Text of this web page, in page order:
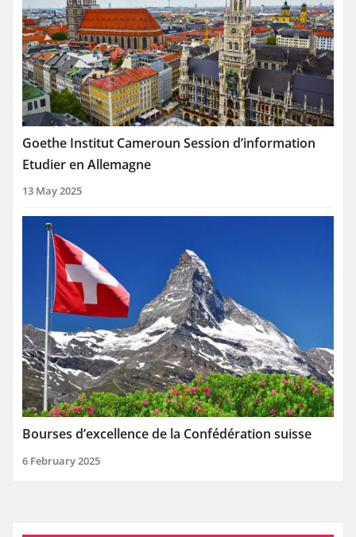
Goethe Institut Cameroun Session d’information
Etudier en Allemagne
13 May 2025
Bourses d’excellence de la Confédération suisse
6 February 2025